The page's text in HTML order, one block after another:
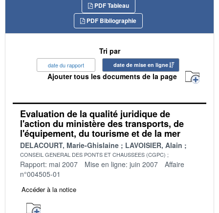
PDF Tableau
PDF Bibliographie
Tri par
date du rapport date de mise en ligne
Ajouter tous les documents de la page
Evaluation de la qualité juridique de
l'action du ministère des transports, de
l'équipement, du tourisme et de la mer
DELACOURT, Marie-Ghislaine LAVOISIER, Alain
CONSEIL GENERAL DES PONTS ET CHAUSSEES (CGPC)
Rapport: mai 2007 Mise en ligne: juin 2007
Affaire
n°004505-01
Accéder à la notice